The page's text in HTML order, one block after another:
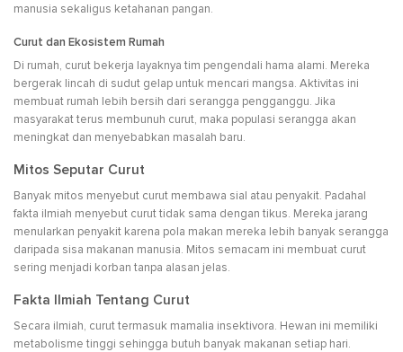
manusia sekaligus ketahanan pangan.
Curut dan Ekosistem Rumah
Di rumah, curut bekerja layaknya tim pengendali hama alami. Mereka
bergerak lincah di sudut gelap untuk mencari mangsa. Aktivitas ini
membuat rumah lebih bersih dari serangga pengganggu. Jika
masyarakat terus membunuh curut, maka populasi serangga akan
meningkat dan menyebabkan masalah baru.
Mitos Seputar Curut
Banyak mitos menyebut curut membawa sial atau penyakit. Padahal
fakta ilmiah menyebut curut tidak sama dengan tikus. Mereka jarang
menularkan penyakit karena pola makan mereka lebih banyak serangga
daripada sisa makanan manusia. Mitos semacam ini membuat curut
sering menjadi korban tanpa alasan jelas.
Fakta Ilmiah Tentang Curut
Secara ilmiah, curut termasuk mamalia insektivora. Hewan ini memiliki
metabolisme tinggi sehingga butuh banyak makanan setiap hari.